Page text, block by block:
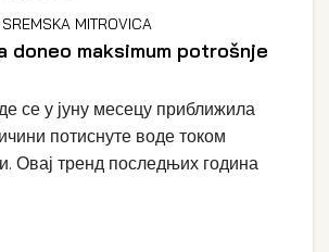
MITROVICA
doneo maksimum potrošnje
се у јуну месецу приближила
потиснуте воде током
Овај тренд последњих година